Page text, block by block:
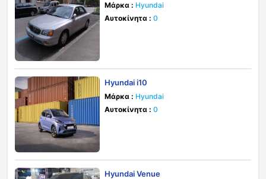
Μάρκα : Hyundai
Αυτοκίνητα : 0
Hyundai i10
Μάρκα : Hyundai
Αυτοκίνητα : 0
Hyundai Venue